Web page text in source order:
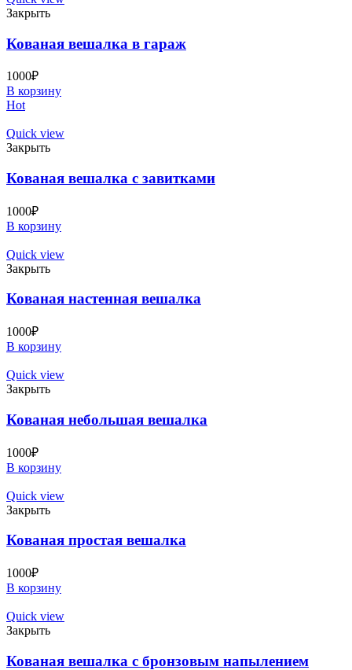
Закрыть
Кованая вешалка в гараж
1000₽
В корзину
Hot
Quick view
Закрыть
Кованая вешалка с завитками
1000₽
В корзину
Quick view
Закрыть
Кованая настенная вешалка
1000₽
В корзину
Quick view
Закрыть
Кованая небольшая вешалка
1000₽
В корзину
Quick view
Закрыть
Кованая простая вешалка
1000₽
В корзину
Quick view
Закрыть
Кованая вешалка с бронзовым напылением